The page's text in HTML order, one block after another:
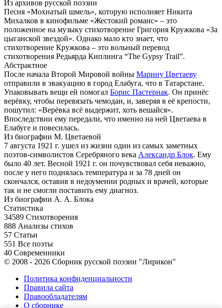
Из архивов русской поэзии
Песня «Мохнатый шмель», которую исполняет Никита
Михалков в кинофильме «Жестокий романс» – это
положенное на музыку стихотворение Григория Кружкова «За
цыганской звездой». Однако мало кто знает, что
стихотворение Кружкова – это вольный перевод
стихотворения Редьярда Киплинга “The Gypsy Trail”.
Абстрактное
После начала Второй Мировой войны Марину Цветаеву
отправили в эвакуацию в город Елабуга, что в Татарстане.
Упаковывать вещи ей помогал Борис Пастернак. Он принёс
верёвку, чтобы перевязать чемодан, и, заверяя в её крепости,
пошутил: «Верёвка всё выдержит, хоть вешайся».
Впоследствии ему передали, что именно на ней Цветаева в
Елабуге и повесилась.
Из биографии М. Цветаевой
7 августа 1921 г. ушел из жизни один из самых заметных
поэтов-символистов Серебряного века Александр Блок. Ему
было 40 лет. Весной 1921 г. он почувствовал себя неважно,
после у него поднялась температура и за 78 дней он
скончался, оставив в недоумении родных и врачей, которые
так и не смогли поставить ему диагноз.
Из биографии А. А. Блока
Статистика
34589 Стихотворения
888 Анализы стихов
57 Статьи
551 Все поэты
40 Современники
© 2008 - 2026 Сборник русской поэзии "Лирикон"
Политика конфиденциальности
Правила сайта
Правообладателям
О сборнике